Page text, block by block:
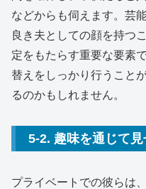
などからも伺えます。芸
良き夫としての顔を持つ
定をもたらす重要な要素
替えをしっかり行うこと
るのかもしれません。
5-2. 趣味を通じて
プライベートでの彼らは